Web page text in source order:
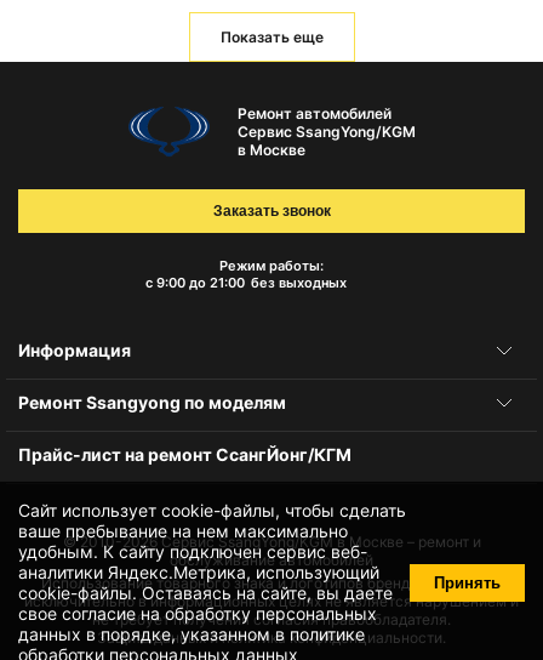
Показать еще
Сайт использует cookie-файлы, чтобы сделать
ваше пребывание на нем максимально
удобным. К cайту подключен сервис веб-
аналитики Яндекс.Метрика, использующий
cookie-файлы. Оставаясь на сайте, вы даете
своесогласие на обработку персональных
данных в порядке, указанном в политике
обработки персональных данных
Принять
Ремонт автомобилей
Сервис SsangYong/KGM
в Москве
Режим работы:
с 9:00 до 21:00 без выходных
Заказать звонок
Информация
Ремонт Ssangyong по моделям
Прайс-лист на ремонт СсангЙонг/КГМ
© 2010-2026Сервис SsangYong/KGM в Москве – ремонт и
обслуживание автомобилей
Использование товарного знака и логотипов бренда происходит
исключительно в информационных целях не является нарушением и
не требует получения согласия правообладателя.
Защита данных и политика конфиденциальности.